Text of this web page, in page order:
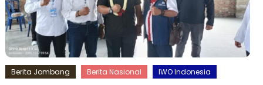
Berita Jombang Berita Nasional IWO Indonesia